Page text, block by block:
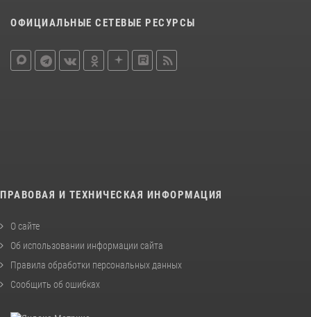
ОФИЦИАЛЬНЫЕ СЕТЕВЫЕ РЕСУРСЫ
ПРАВОВАЯ И ТЕХНИЧЕСКАЯ ИНФОРМАЦИЯ
О сайте
Об использовании информации сайта
Правила обработки персональных данных
Сообщить об ошибках